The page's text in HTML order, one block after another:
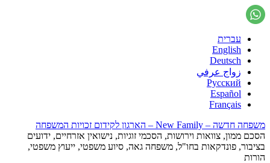
עברית
English
Deutsch
زواج عرفي
Русский
Español
Français
משפחה חדשה – New Family – הארגון לקידום זכויות המשפחה
הסכם ממון, צוואות וירושות, הסכמי זוגיות, נישואין אזרחיים, ידועים
בציבור, פונדקאות בחו"ל, משפחה גאה, סיוע משפטי, ייעוץ משפטי,
הורות